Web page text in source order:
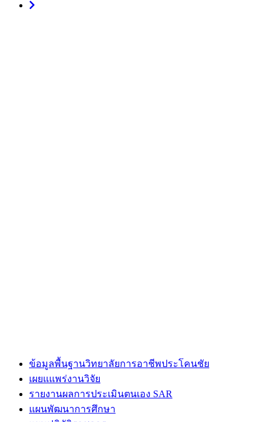
ข้อมูลพื้นฐานวิทยาลัยการอาชีพประโคนชัย
เผยแแพร่งานวิจัย
รายงานผลการประเมินตนเอง SAR
แผนพัฒนาการศึกษา